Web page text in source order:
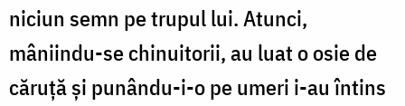
niciun semn pe trupul lui. Atunci,
mâniindu-se chinuitorii, au luat o osie de
căruţă şi punându-i-o pe umeri i-au întins